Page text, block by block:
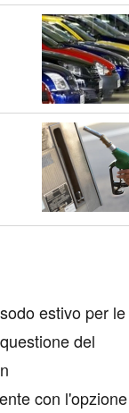
estivo per le
del
con l'opzione